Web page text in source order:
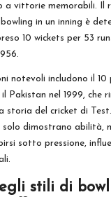
a vittorie memorabili. Il
in un inning è
10 wickets per 53
notevoli includono il 10
Pakistan nel 1999, che
storia del cricket di
solo dimostrano abilità,
sotto pressione,
stili di